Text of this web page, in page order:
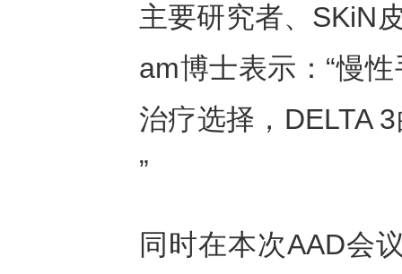
主要研究者、SKiN
am博士表示：“慢
治疗选择，DELTA
”
同时在本次AAD会